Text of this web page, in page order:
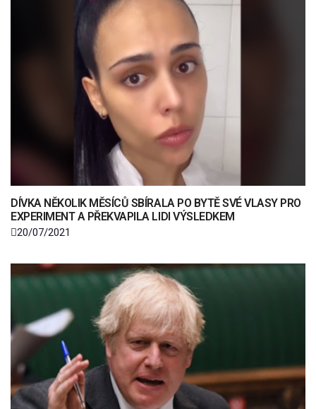
DÍVKA NĚKOLIK MĚSÍCŮ SBÍRALA PO BYTĚ SVÉ VLASY PRO
EXPERIMENT A PŘEKVAPILA LIDI VÝSLEDKEM
20/07/2021